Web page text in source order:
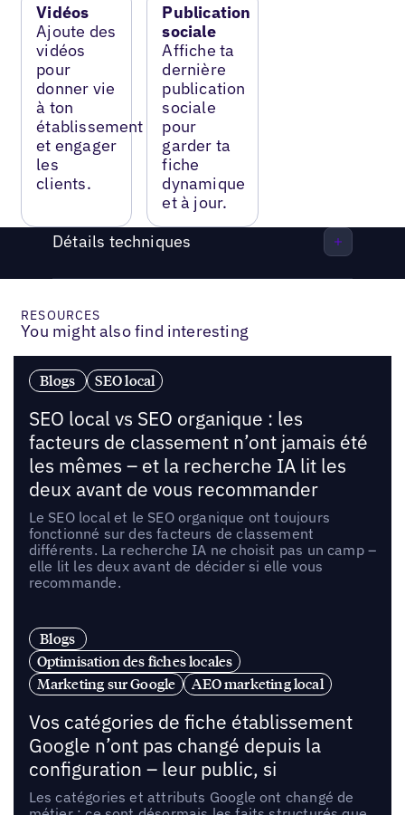
Vidéos
Ajoute des
vidéos
pour
donner vie
à ton
établissement
et engager
les
clients.
Publication
sociale
Affiche ta
dernière
publication
sociale
pour
garder ta
fiche
dynamique
et à jour.
Détails techniques
RESOURCES
You might also find interesting
Blogs SEO local
SEO local vs SEO organique : les
facteurs de classement n’ont jamais été
les mêmes – et la recherche IA lit les
deux avant de vous recommander
Le SEO local et le SEO organique ont toujours
fonctionné sur des facteurs de classement
différents. La recherche IA ne choisit pas un camp –
elle lit les deux avant de décider si elle vous
recommande.
Blogs
Optimisation des fiches locales
Marketing sur Google
AEO marketing local
Vos catégories de fiche établissement
Google n’ont pas changé depuis la
configuration – leur public, si
Les catégories et attributs Google ont changé de